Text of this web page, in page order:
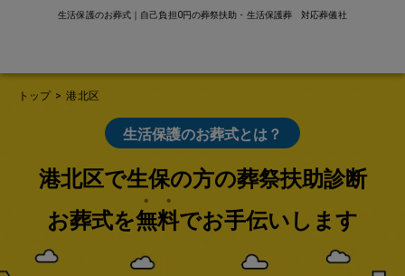
生活保護のお葬式｜自己負担0円の葬祭扶助・生活保護葬 対応葬儀社
トップ > 港北区
生活保護のお葬式とは？
港北区で生保の方の葬祭扶助診断
お葬式を無料でお手伝いします